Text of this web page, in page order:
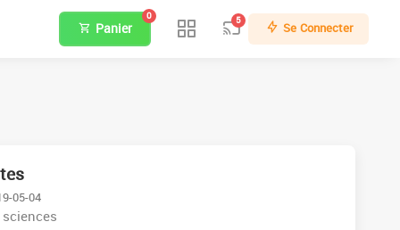
Panier
0 5 Se Connecter
05-04